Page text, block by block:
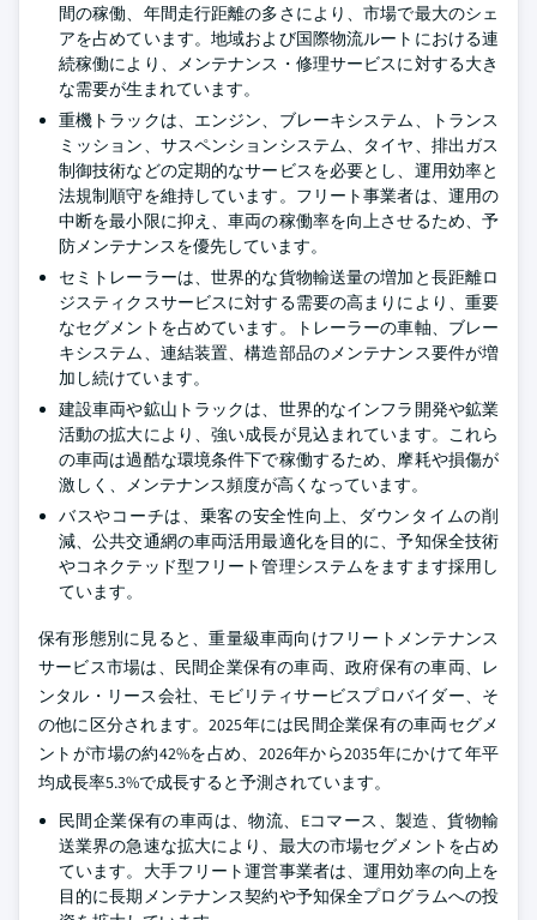
間の稼働、年間走行距離の多さにより、市場で最大のシェ
アを占めています。地域および国際物流ルートにおける連
続稼働により、メンテナンス・修理サービスに対する大き
な需要が生まれています。
重機トラックは、エンジン、ブレーキシステム、トランス
ミッション、サスペンションシステム、タイヤ、排出ガス
制御技術などの定期的なサービスを必要とし、運用効率と
法規制順守を維持しています。フリート事業者は、運用の
中断を最小限に抑え、車両の稼働率を向上させるため、予
防メンテナンスを優先しています。
セミトレーラーは、世界的な貨物輸送量の増加と長距離ロ
ジスティクスサービスに対する需要の高まりにより、重要
なセグメントを占めています。トレーラーの車軸、ブレー
キシステム、連結装置、構造部品のメンテナンス要件が増
加し続けています。
建設車両や鉱山トラックは、世界的なインフラ開発や鉱業
活動の拡大により、強い成長が見込まれています。これら
の車両は過酷な環境条件下で稼働するため、摩耗や損傷が
激しく、メンテナンス頻度が高くなっています。
バスやコーチは、乗客の安全性向上、ダウンタイムの削
減、公共交通網の車両活用最適化を目的に、予知保全技術
やコネクテッド型フリート管理システムをますます採用し
ています。
保有形態別に見ると、重量級車両向けフリートメンテナンス
サービス市場は、民間企業保有の車両、政府保有の車両、レ
ンタル・リース会社、モビリティサービスプロバイダー、そ
の他に区分されます。2025年には民間企業保有の車両セグメ
ントが市場の約42%を占め、2026年から2035年にかけて年平
均成長率5.3%で成長すると予測されています。
民間企業保有の車両は、物流、Eコマース、製造、貨物輸
送業界の急速な拡大により、最大の市場セグメントを占め
ています。大手フリート運営事業者は、運用効率の向上を
目的に長期メンテナンス契約や予知保全プログラムへの投